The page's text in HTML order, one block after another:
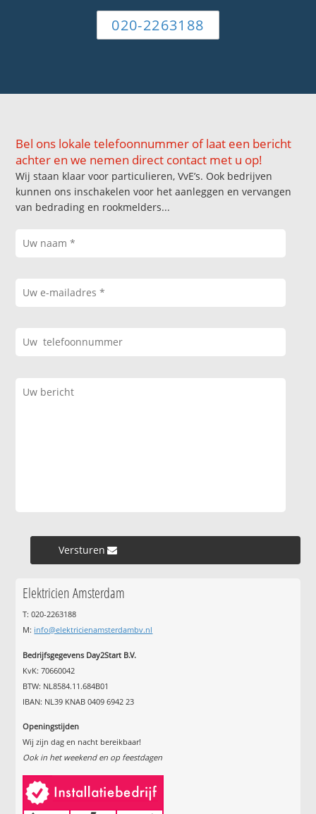
020-2263188
Bel ons lokale telefoonnummer of laat een bericht
achter en we nemen direct contact met u op!
Wij staan klaar voor particulieren, VvE’s. Ook bedrijven
kunnen ons inschakelen voor het aanleggen en vervangen
van bedrading en rookmelders...
Versturen »
Elektricien Amsterdam
T: 020-2263188
M: info@elektricienamsterdambv.nl
Bedrijfsgegevens Day2Start B.V.
KvK: 70660042
BTW: NL8584.11.684B01
IBAN: NL39 KNAB 0409 6942 23
Openingstijden
Wij zijn dag en nacht bereikbaar!
Ook in het weekend en op feestdagen